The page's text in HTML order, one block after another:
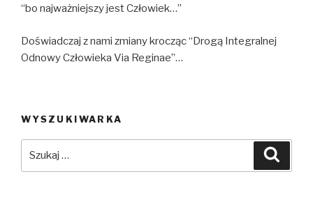
“bo najważniejszy jest Człowiek…”
Doświadczaj z nami zmiany krocząc “Drogą Integralnej
Odnowy Człowieka Via Reginae”…
WYSZUKIWARKA